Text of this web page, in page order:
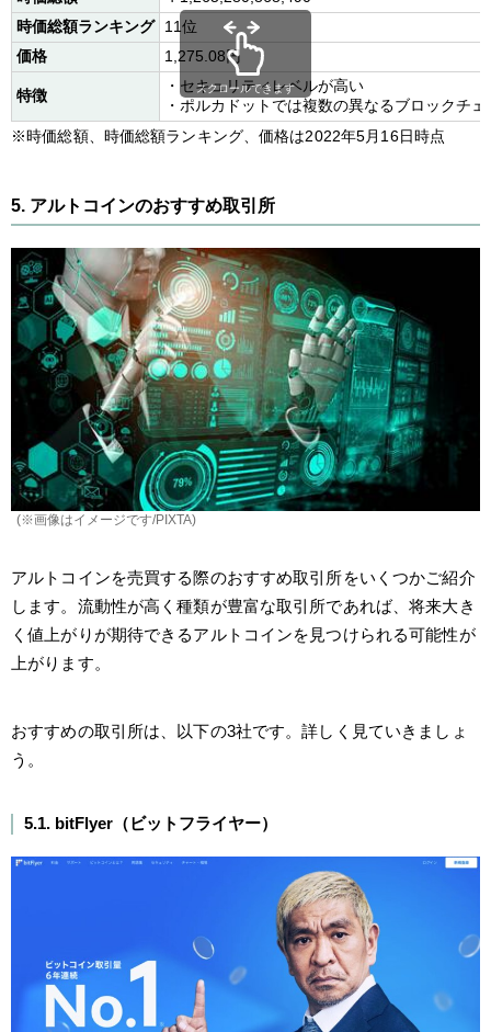
時価総額ランキング
11位
価格
1,275.08円
特徴
・セキュリティレベルが高い
・ポルカドットでは複数の異なるブロックチ
スクロールできます
※時価総額、時価総額ランキング、価格は2022年5月16日時点
5. アルトコインのおすすめ取引所
(※画像はイメージです/PIXTA)
アルトコインを売買する際のおすすめ取引所をいくつかご紹介
します。流動性が高く種類が豊富な取引所であれば、将来大き
く値上がりが期待できるアルトコインを見つけられる可能性が
上がります。
おすすめの取引所は、以下の3社です。詳しく見ていきましょ
う。
5.1. bitFlyer（ビットフライヤー）